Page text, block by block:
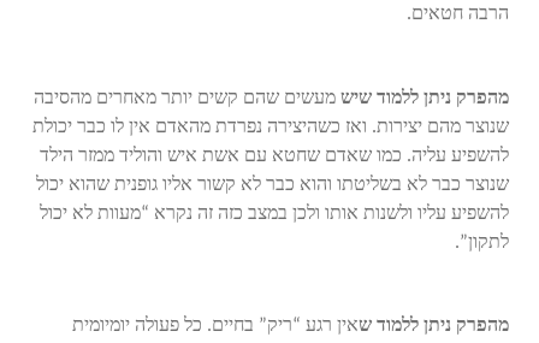
הרבה חטאים.
מהפרק ניתן ללמוד שיש מעשים שהם קשים יותר מאחרים מהסיבה
שנוצר מהם יצירות. ואז כשהיצירה נפרדת מהאדם אין לו כבר יכולת
להשפיע עליה. כמו שאדם שחטא עם אשת איש והוליד ממזר הילד
שנוצר כבר לא בשליטתו והוא כבר לא קשור אליו גופנית שהוא יכול
להשפיע עליו ולשנות אותו ולכן במצב כזה זה נקרא “מעוות לא יכול
לתקון”.
מהפרק ניתן ללמוד שאין רגע “ריק” בחיים. כל פעולה יומיומית